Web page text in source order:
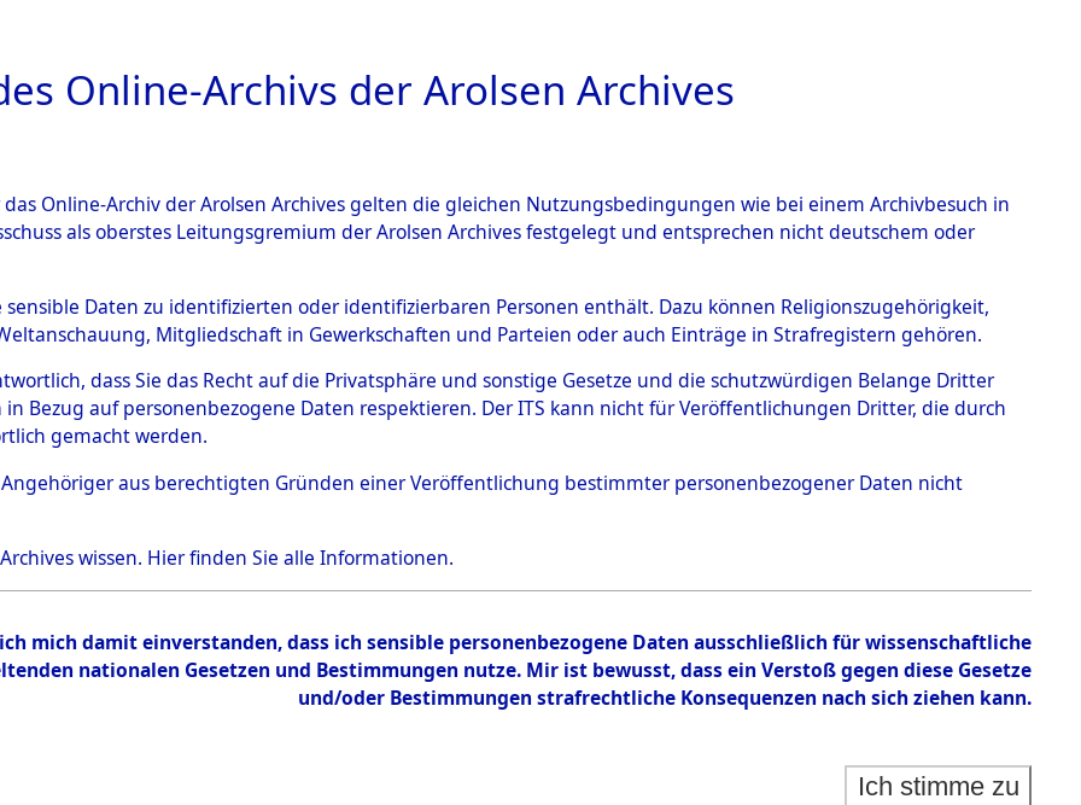
ARCHIVALE ÜBERSICHT BILD
→Kreis Steinburg→0064 (101105774)
0064 (101105774)
Übergeordnetes
Schleswig-Holstein
Inhalt
Zur Übersicht
Online-Archivs der Arolsen Archives
Online-Archiv der Arolsen Archives gelten die gleichen Nutzungsbedingungen wie bei einem Archivbesuch in
als oberstes Leitungsgremium der Arolsen Archives festgelegt und entsprechen nicht deutschem oder
sensible Daten zu identifizierten oder identifizierbaren Personen enthält. Dazu können Religionszugehörigkeit,
Mitgliedschaft in Gewerkschaften und Parteien oder auch Einträge in Strafregistern gehören.
dass Sie das Recht auf die Privatsphäre und sonstige Gesetze und die schutzwürdigen Belange Dritter
Bezug auf personenbezogene Daten respektieren. Der ITS kann nicht für Veröffentlichungen Dritter, die durch
gemacht werden.
Angehöriger aus berechtigten Gründen einer Veröffentlichung bestimmter personenbezogener Daten nicht
wissen. Hierfinden Sie alle Informationen.
mich damit einverstanden, dass ich sensible personenbezogene Daten ausschließlich für wissenschaftliche
nationalen Gesetzen und Bestimmungen nutze. Mir ist bewusst, dass ein Verstoß gegen diese Gesetze
und/oder Bestimmungen strafrechtliche Konsequenzen nach sich ziehen kann.
Ich stimme zu